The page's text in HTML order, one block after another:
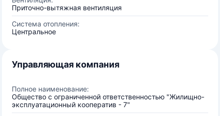
Приточно-вытяжная вентиляция
Система отопления:
Центральное
Управляющая компания
Полное наименование:
Общество с ограниченной ответственностью "Жилищно-
эксплуатационный кооператив - 7"